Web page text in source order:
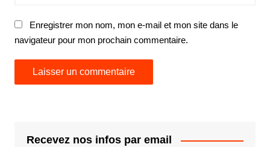
Enregistrer mon nom, mon e-mail et mon site dans le
navigateur pour mon prochain commentaire.
Recevez nos infos par email